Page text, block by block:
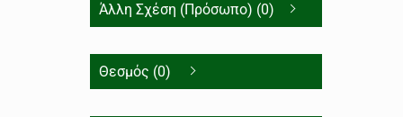
Άλλη Σχέση (Πρόσωπο) (0)
Θεσμός (0)